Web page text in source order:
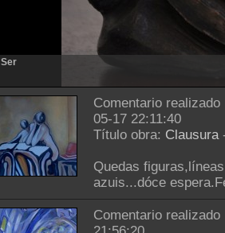
Ser
Comentario
05-17 22:11:40
Título obra: Clausura
Quedas
azuis...dóce
Comentario